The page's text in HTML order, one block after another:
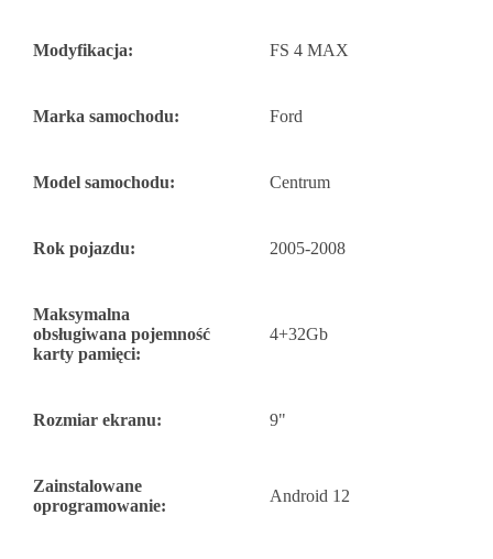
Modyfikacja: FS 4 MAX
Marka samochodu: Ford
Model samochodu: Centrum
Rok pojazdu: 2005-2008
Maksymalna
obsługiwana pojemność
karty pamięci:
4+32Gb
Rozmiar ekranu: 9"
Zainstalowane
oprogramowanie:
Android 12